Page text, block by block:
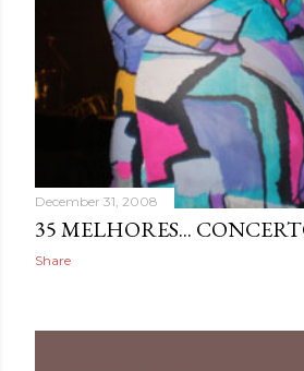
December 31, 2008
35 MELHORES...
Share